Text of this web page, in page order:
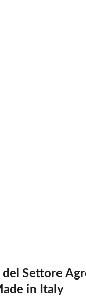
del Settore
in Italy